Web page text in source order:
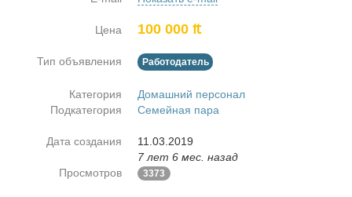
Цена 100 000 ₶
Тип объявления Работодатель
Категория
Домашний персонал
Подкатегория
Семейная пара
Дата создания
11.03.2019
7 лет 6 мес. назад
Просмотров
3373